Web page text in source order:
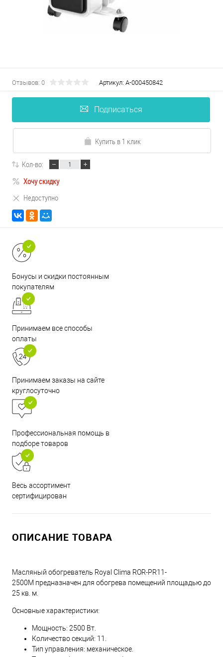
Отзывов: 0 Артикул: А-000450842
Подписаться
Купить в 1 клик
Кол-во:
Хочу скидку
Недоступно
Бонусы и скидки постоянным
покупателям
Принимаем все способы
оплаты
Принимаем заказы на сайте
круглосуточно
Профессиональная помощь в
подборе товаров
Весь ассортимент
сертифицирован
ОПИСАНИЕ ТОВАРА
Масляный обогреватель Royal Clima ROR-PR11-
2500M предназначен для обогрева помещений площадью до
25 кв. м.
Основные характеристики:
Мощность: 2500 Вт.
Количество секций: 11.
Тип управления: механическое.